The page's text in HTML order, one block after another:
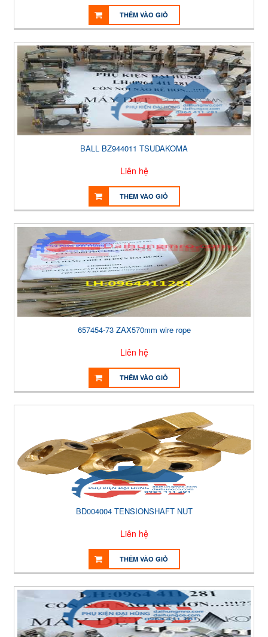
THÊM VÀO GIỎ
BALL BZ944011 TSUDAKOMA
Liên hệ
THÊM VÀO GIỎ
657454-73 ZAX570mm wire rope
Liên hệ
THÊM VÀO GIỎ
BD004004 TENSIONSHAFT NUT
Liên hệ
THÊM VÀO GIỎ